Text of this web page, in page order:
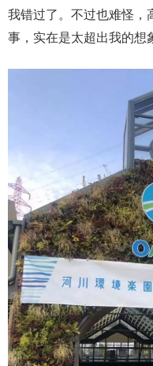
我错过了。不过也难怪，
事，实在是太超出我的想